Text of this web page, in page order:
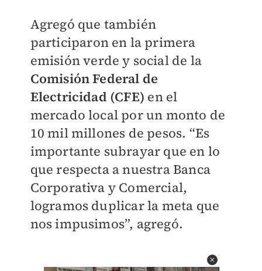
Agregó que también
participaron en la primera
emisión verde y social de la
Comisión Federal de
Electricidad (CFE) en el
mercado local por un monto de
10 mil millones de pesos. “Es
importante subrayar que en lo
que respecta a nuestra Banca
Corporativa y Comercial,
logramos duplicar la meta que
nos impusimos”, agregó.